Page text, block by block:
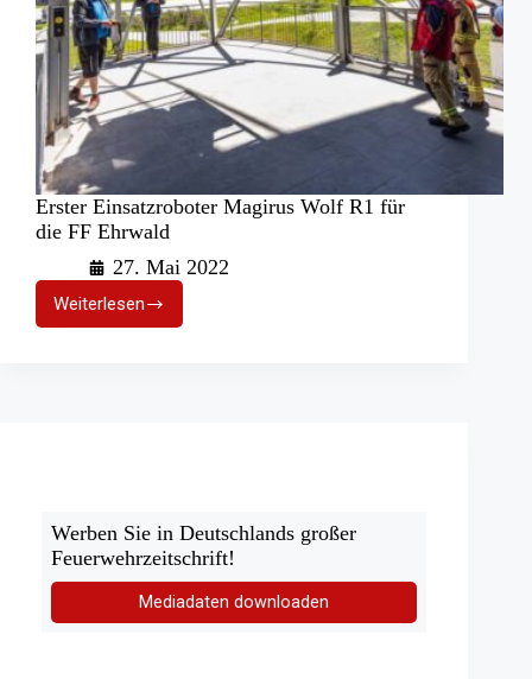
Erster Einsatzroboter Magirus Wolf R1 für
die FF Ehrwald
27. Mai 2022
Weiterlesen
Erster
Einsatzroboter
Werben Sie in Deutschlands großer
Feuerwehrzeitschrift!
Mediadaten downloaden